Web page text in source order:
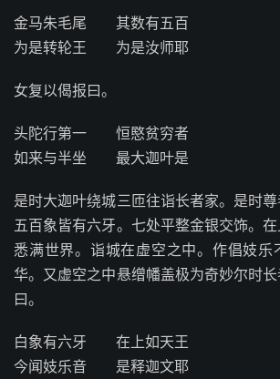
金马朱毛尾 其数有五百
为是转轮王 为是汝师耶
女复以偈报曰。
头陀行第一 恒愍贫穷者
如来与半坐 最大迦叶是
是时大迦叶绕城三匝往诣长者家。是时
五百象皆有六牙。七处平整金银交饰。
悉满世界。诣城在虚空之中。作倡妓乐
华。又虚空之中悬缯幡盖极为奇妙尔时
曰。
白象有六牙 在上如天王
今闻妓乐音 是释迦文耶